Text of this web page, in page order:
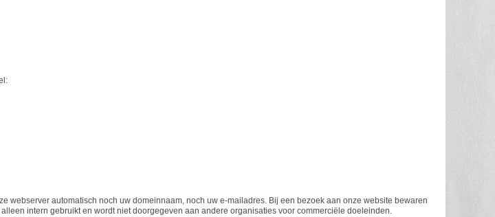
webserver automatisch noch uw domeinnaam, noch uw e-mailadres. Bij een bezoek aan onze website bewaren
intern gebruikt en wordt niet doorgegeven aan andere organisaties voor commerciële doeleinden.